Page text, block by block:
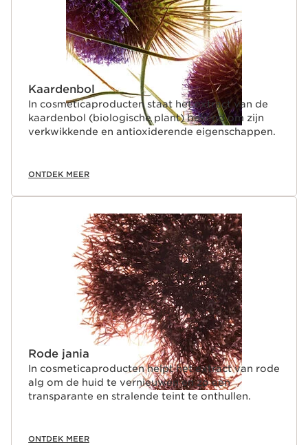
Kaardenbol
In cosmeticaproducten staat het extract van de
kaardenbol (biologische plant) bekend om zijn
verkwikkende en antioxiderende eigenschappen.
ONTDEK MEER
Rode jania
In cosmeticaproducten helpt het extract van rode
alg om de huid te vernieuwen en zo een
transparante en stralende teint te onthullen.
ONTDEK MEER